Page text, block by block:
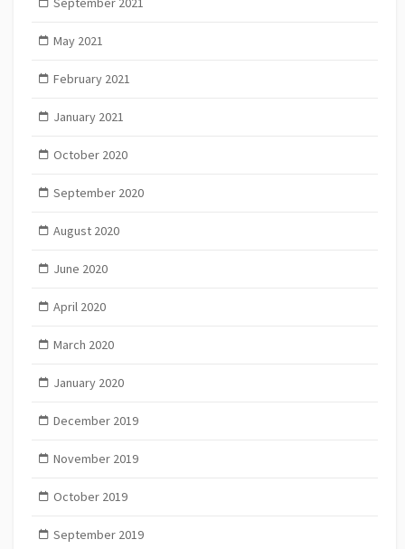
May 2021
February 2021
January 2021
October 2020
September 2020
August 2020
June 2020
April 2020
March 2020
January 2020
December 2019
November 2019
October 2019
September 2019